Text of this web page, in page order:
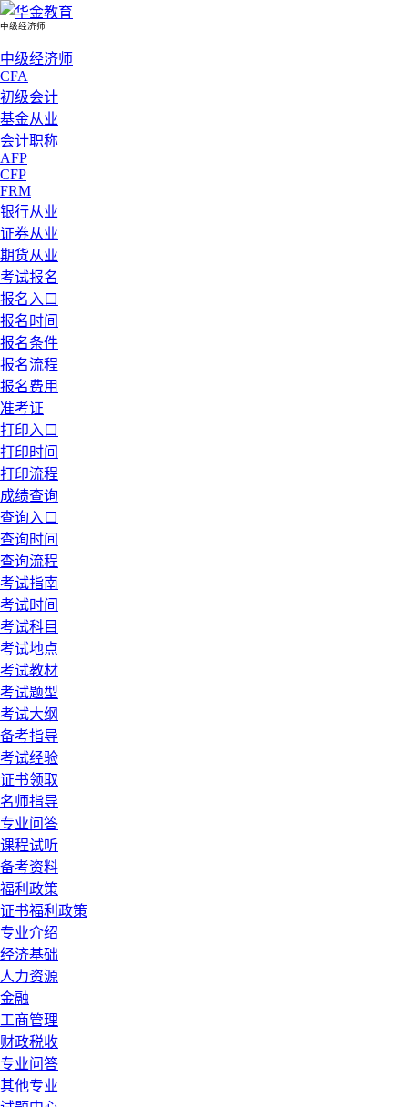
中级经济师
中级经济师
CFA
初级会计
基金从业
会计职称
AFP
CFP
FRM
银行从业
证券从业
期货从业
考试报名
报名入口
报名时间
报名条件
报名流程
报名费用
准考证
打印入口
打印时间
打印流程
成绩查询
查询入口
查询时间
查询流程
考试指南
考试时间
考试科目
考试地点
考试教材
考试题型
考试大纲
备考指导
考试经验
证书领取
名师指导
专业问答
课程试听
备考资料
福利政策
证书福利政策
专业介绍
经济基础
人力资源
金融
工商管理
财政税收
专业问答
其他专业